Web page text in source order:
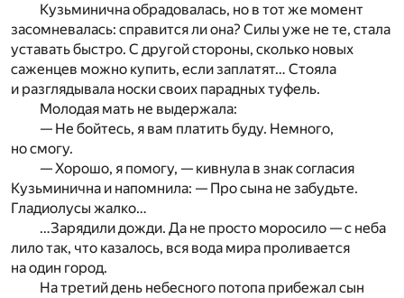
Кузьминична обрадовалась, но в тот же момент
засомневалась: справится ли она? Силы уже не те, стала
уставать быстро. С другой стороны, сколько новых
саженцев можно купить, если заплатят… Стояла
и разглядывала носки своих парадных туфель.
Молодая мать не выдержала:
— Не бойтесь, я вам платить буду. Немного,
но смогу.
— Хорошо, я помогу, — кивнула в знак согласия
Кузьминична и напомнила: — Про сына не забудьте.
Гладиолусы жалко…
…Зарядили дожди. Да не просто моросило — с неба
лило так, что казалось, вся вода мира проливается
на один город.
На третий день небесного потопа прибежал сын